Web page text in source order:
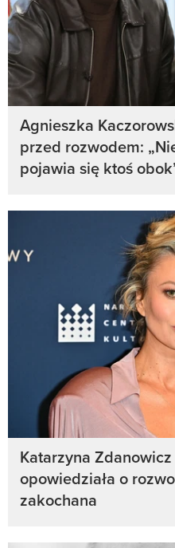
Agnieszka
przed rozwodem:
pojawia się ktoś
Katarzyna
opowiedziała o
zakochana